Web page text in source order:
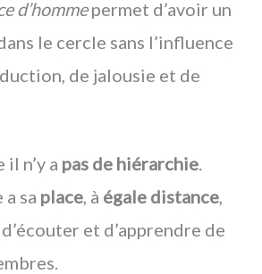
d’hommepermet d’avoir un
le cercle sans l’influence
de jalousie et de
il n’y a pas de hiérarchie.
sa place, à égale distance,
et d’apprendre de